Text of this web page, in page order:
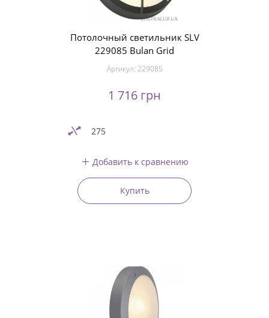
Потолочный светильник SLV
229085 Bulan Grid
Артикул: 229085
1 716 грн
275
Добавить к сравнению
Купить